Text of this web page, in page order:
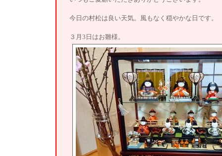
今日の村松は良い天気。風もなく穏やかな日です。
３月3日はお雛様。